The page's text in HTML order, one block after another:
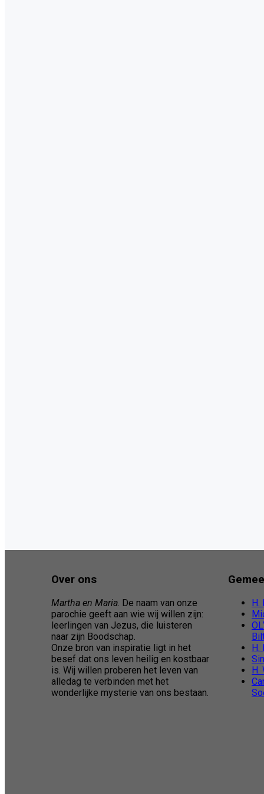
Over ons
Martha en Maria . De naam van onze
parochie geeft aan wie wij willen zijn:
leerlingen van Jezus, die luisteren
naar zijn Boodschap.
Onze bron van inspiratie ligt in het
besef dat ons leven heilig en kostbaar
is. Wij willen proberen het leven van
alledag te verbinden met het
wonderlijke mysterie van ons bestaan.
H.
H.
H.